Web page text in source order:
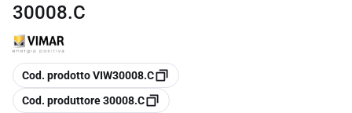
30008.C
copia
Cod. prodotto VIW30008.C
copia
Cod. produttore 30008.C